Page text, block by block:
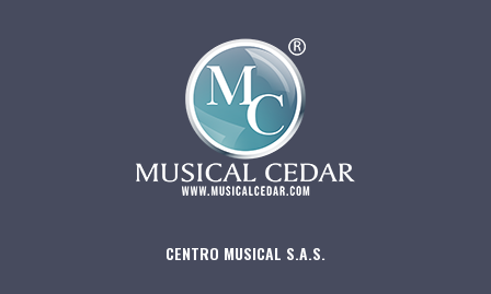
CENTRO MUSICAL S.A.S.